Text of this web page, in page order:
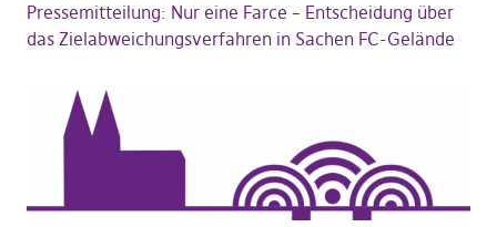
Pressemitteilung: Nur eine Farce – Entscheidung über
das Zielabweichungsverfahren in Sachen FC-Gelände